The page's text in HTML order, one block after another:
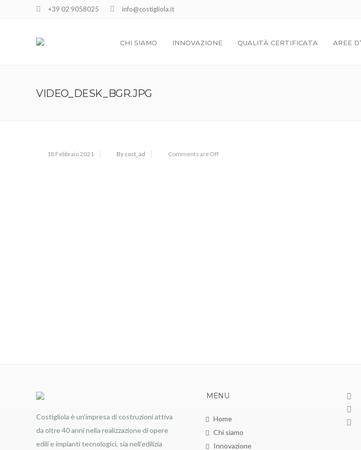
info@costigliola.it
+39 02 9058025
CHI SIAMO INNOVAZIONE QUALITÀ CERTIFICATA AREE
VIDEO_DESK_BGR.JPG
18 Febbraio 2021 By cost_ad Comments are Off
Costigliola è un’impresa di costruzioni attiva
da oltre 40 anni nella realizzazione di opere
edili e impianti tecnologici, sia nell’edilizia
MENU
Home
Chi siamo
Innovazione